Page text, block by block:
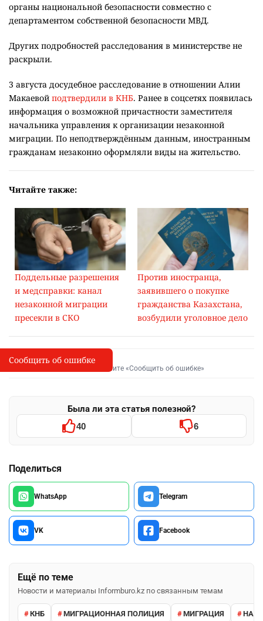
органы национальной безопасности совместно с
департаментом собственной безопасности МВД.
Других подробностей расследования в министерстве не
раскрыли.
3 августа досудебное расследование в отношении Алии
Макаевой подтвердили в КНБ. Ранее в соцсетях появилась
информация о возможной причастности заместителя
начальника управления к организации незаконной
миграции. По неподтверждённым данным, иностранным
гражданам незаконно оформляли виды на жительство.
Читайте также:
Поддельные разрешения
и медсправки: канал
незаконной миграции
пресекли в СКО
Против иностранца,
заявившего о покупке
гражданства Казахстана,
возбудили уголовное дело
I
Сообщить об опечатке
Выделите фрагмент и нажмите «Сообщить об ошибке»
Была ли эта статья полезной?
40 6
Поделиться
WhatsApp Telegram
VK Facebook
Ещё по теме
Новости и материалы Informburo.kz по связанным темам
КНБ МИГРАЦИОННАЯ ПОЛИЦИЯ МИГРАЦИЯ
Сообщить об ошибке